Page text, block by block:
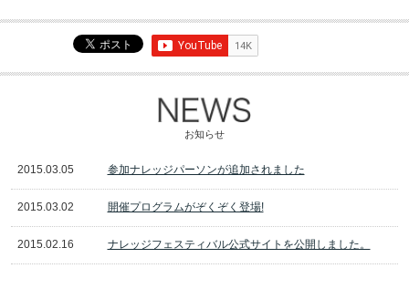
お知らせ
2015.03.05 参加ナレッジパーソンが追加されました
2015.03.02 開催プログラムがぞくぞく登場!
2015.02.16 ナレッジフェスティバル公式サイトを公開しました。